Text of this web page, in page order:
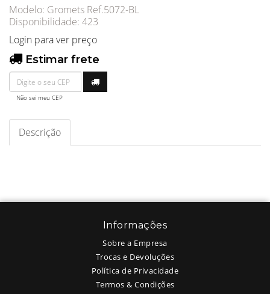
Modelo: Gromets Ref.5072-BL
Disponibilidade: 423
Login para ver preço
Estimar frete
Não sei meu CEP
Descrição
Informações
Sobre a Empresa
Trocas e Devoluções
Política de Privacidade
Termos & Condições